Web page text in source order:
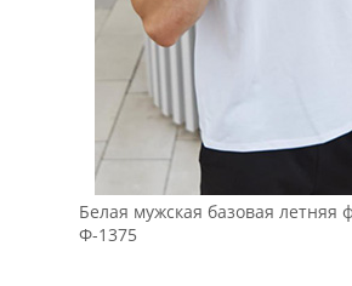
Белая мужская базовая летняя
Ф-1375